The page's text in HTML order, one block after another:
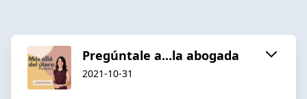
Pregúntale a...la abogada
2021-10-31